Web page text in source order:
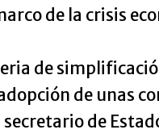
de la crisis
de
de unas
de